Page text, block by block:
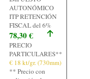
Joyas
Noticias
Normativa
Contacto
AUTONÓMICO
ITP RETENCIÓN
FISCAL del 6%
78,30 €
PRECIO
PARTICULARES**
€ 18 kt/gr. (730mm)
** Precio con